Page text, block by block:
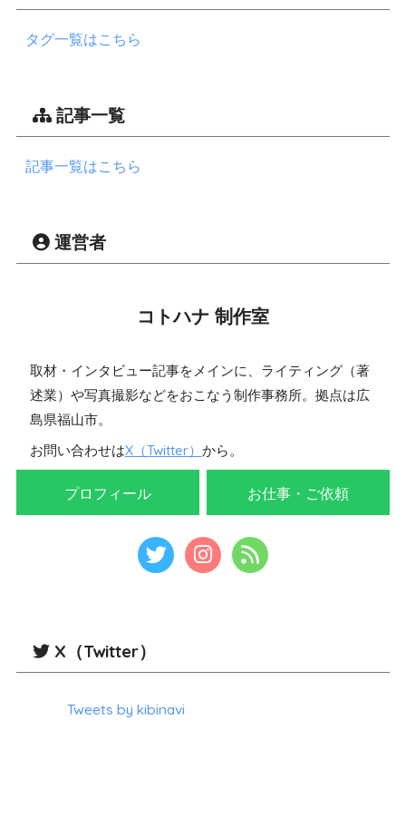
タグ一覧はこちら
記事一覧
記事一覧はこちら
運営者
コトハナ 制作室
取材・インタビュー記事をメインに、ライティング（著
述業）や写真撮影などをおこなう制作事務所。拠点は広
島県福山市。
お問い合わせはX（Twitter） から。
プロフィール お仕事・ご依頼
X（Twitter）
Tweets by kibinavi